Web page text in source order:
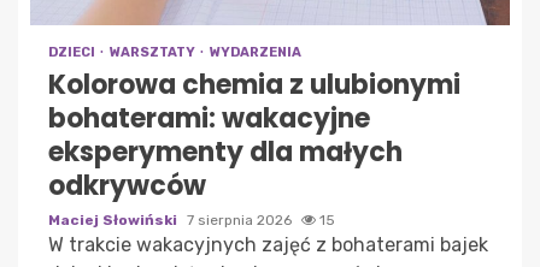
DZIECI WARSZTATY WYDARZENIA
Kolorowa chemia z ulubionymi
bohaterami: wakacyjne
eksperymenty dla małych
odkrywców
Maciej Słowiński 7 sierpnia 2026 15
W trakcie wakacyjnych zajęć z bohaterami bajek